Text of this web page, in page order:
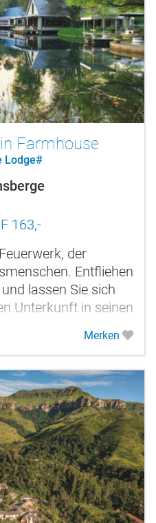
Farmhouse
Lodge#
163,-
der
Entfliehen
lassen Sie sich
Unterkunft in seinen
Merken